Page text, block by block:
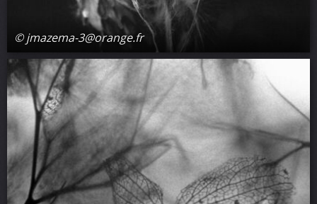
© jmazema-3@orange.fr